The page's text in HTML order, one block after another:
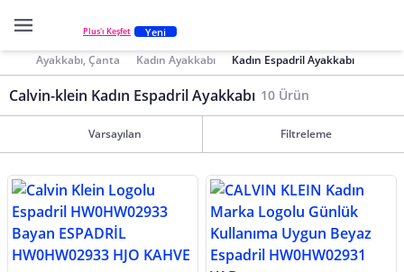
Plus'ı Keşfet Yeni
Ayakkabı, Çanta Kadın Ayakkabı Kadın Espadril Ayakkabı
Calvin-klein Kadın Espadril Ayakkabı 10 Ürün
Varsayılan Filtreleme